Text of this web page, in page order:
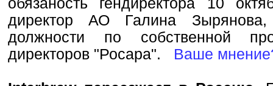
обязаность гендиректора 10
директор АО Галина
должности по собственной
директоров "Росара". Ваше